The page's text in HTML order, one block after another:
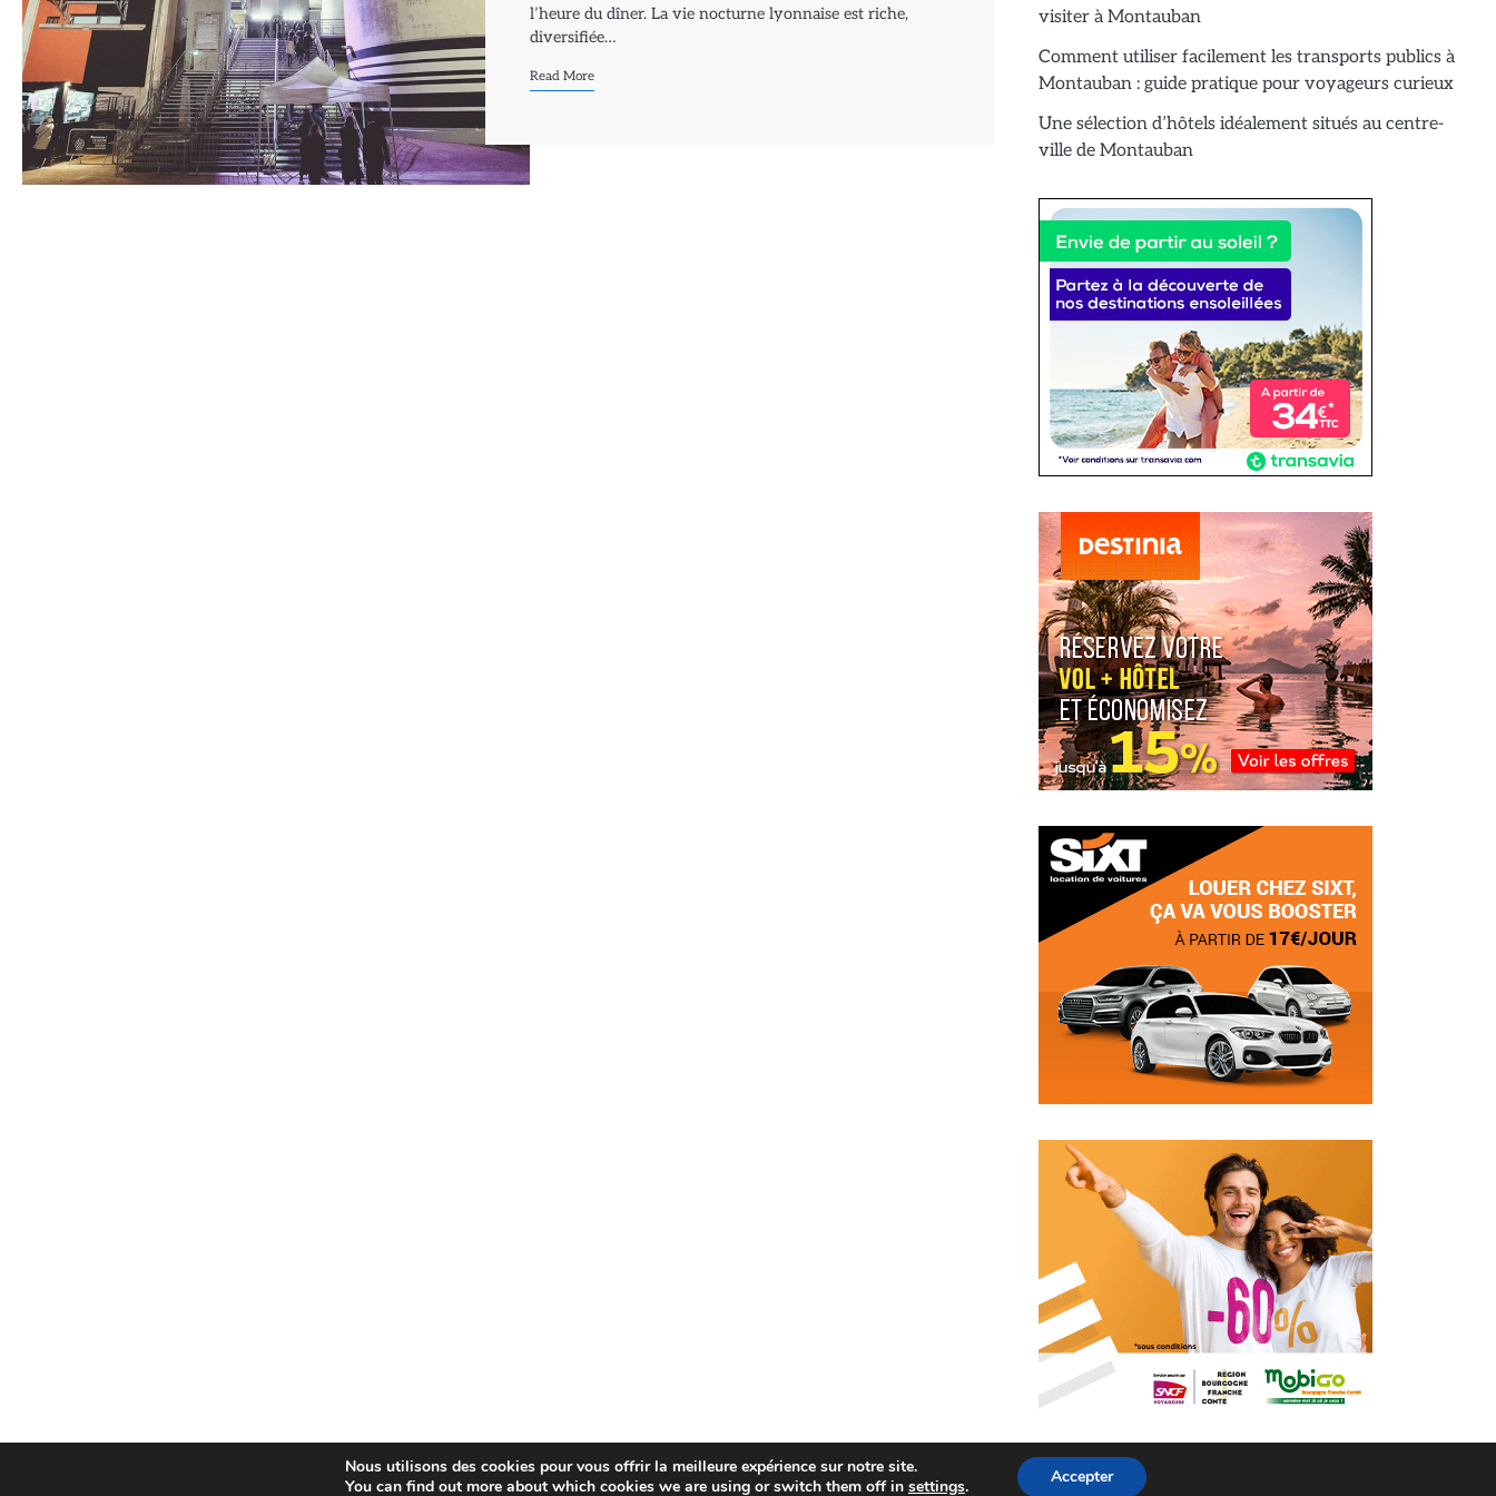
l’heure du dîner. La vie nocturne lyonnaise est riche,
diversifiée…
Read More
visiter à Montauban
Comment utiliser facilement les transports publics à
Montauban : guide pratique pour voyageurs curieux
Une sélection d’hôtels idéalement situés au centre-
ville de Montauban
Nous utilisons des cookies pour vous offrir la meilleure expérience sur notre site.
You can find out more about which cookies we are using or switch them off in settings. Accepter